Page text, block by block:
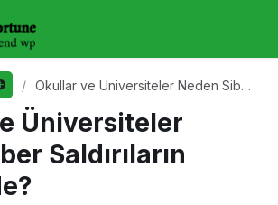
Okullar ve Üniversiteler Neden Siber
Üniversiteler
Saldırıların
ve Üniversiteler Neden Siber